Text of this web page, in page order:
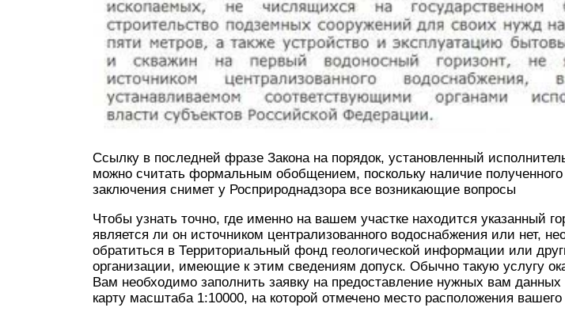
Ссылку в последней фразе Закона на порядок, установленный
можно считать формальным обобщением, поскольку наличие
заключения снимет у Росприроднадзора все возникающие вопросы
Чтобы узнать точно, где именно на вашем участке находится указанный
является ли он источником централизованного водоснабжения или нет,
обратиться в Территориальный фонд геологической информации или
организации, имеющие к этим сведениям допуск. Обычно такую услугу
Вам необходимо заполнить заявку на предоставление нужных вам
карту масштаба 1:10000, на которой отмечено место расположения вашего